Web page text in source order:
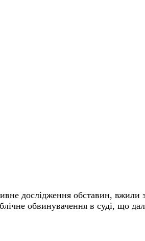
дослідження обставин, вжили
обвинувачення в суді, що